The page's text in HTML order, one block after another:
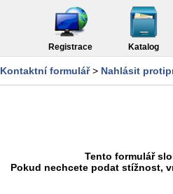
Registrace Katalog
Kontaktní formulář> Nahlásit
Tento formulář
Pokud nechcete podat stížnost,